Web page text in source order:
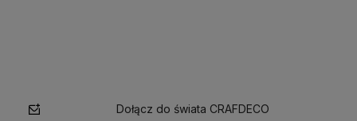
Dołącz do świata CRAFDECO